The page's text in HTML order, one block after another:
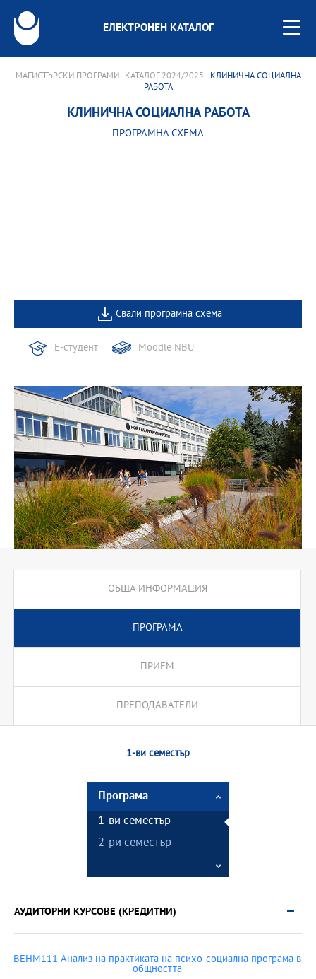
ЕЛЕКТРОНЕН КАТАЛОГ
МАГИСТЪРСКИ ПРОГРАМИ - КАТАЛОГ 2024/2025 | КЛИНИЧНА СОЦИАЛНА
РАБОТА
КЛИНИЧНА СОЦИАЛНА РАБОТА
ПРОГРАМНА СХЕМА
Свали програмна схема
Е-студент Moodle NBU
ОБЩА ИНФОРМАЦИЯ
ПРОГРАМА
ПРИЕМ
ПРЕПОДАВАТЕЛИ
1-ви семестър
Програма
1-ви семестър
2-ри семестър
АУДИТОРНИ КУРСОВЕ (КРЕДИТНИ)
BEHM111 Анализ на практиката на психо-социална програма в
общността